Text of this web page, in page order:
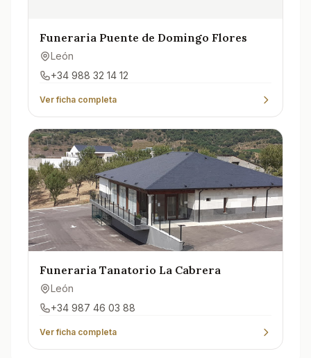
Funeraria Puente de Domingo Flores
León
+34 988 32 14 12
Ver ficha completa
Funeraria Tanatorio La Cabrera
León
+34 987 46 03 88
Ver ficha completa